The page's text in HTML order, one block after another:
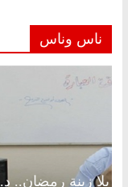
ناس وناس
الرئيسية ناس
شاغر على